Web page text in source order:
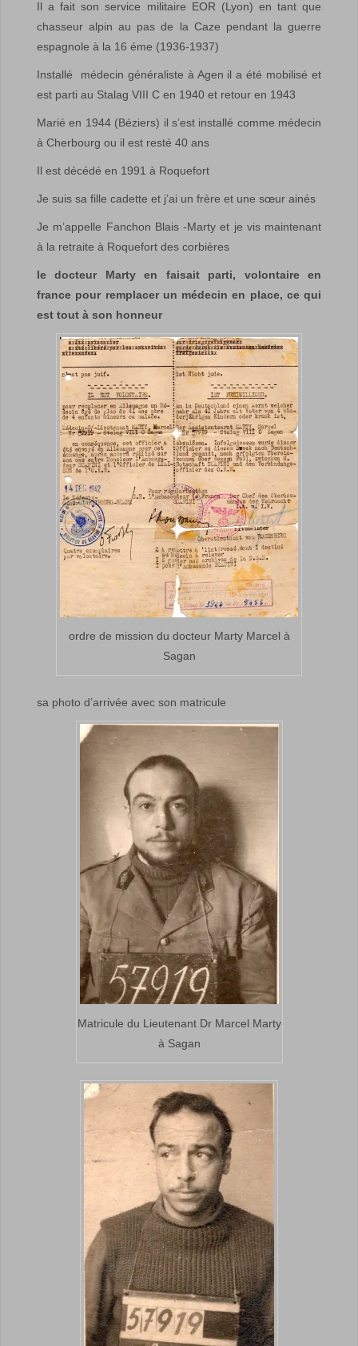
Il a fait son service militaire EOR (Lyon) en tant que
chasseur alpin au pas de la Caze pendant la guerre
espagnole à la 16 éme (1936-1937)
Installé médecin généraliste à Agen il a été mobilisé et
est parti au Stalag VIII C en 1940 et retour en 1943
Marié en 1944 (Béziers) il s’est installé comme médecin
à Cherbourg ou il est resté 40 ans
Il est décédé en 1991 à Roquefort
Je suis sa fille cadette et j’ai un frère et une sœur ainés
Je m’appelle Fanchon Blais -Marty et je vis maintenant
à la retraite à Roquefort des corbières
le docteur Marty en faisait parti, volontaire en
france pour remplacer un médecin en place, ce qui
est tout à son honneur
ordre de mission du docteur Marty Marcel à
Sagan
sa photo d’arrivée avec son matricule
Matricule du Lieutenant Dr Marcel Marty
à Sagan